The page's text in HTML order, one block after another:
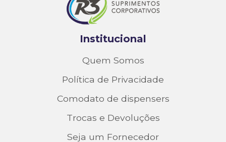
Institucional
Quem Somos
Política de Privacidade
Comodato de dispensers
Trocas e Devoluções
Seja um Fornecedor